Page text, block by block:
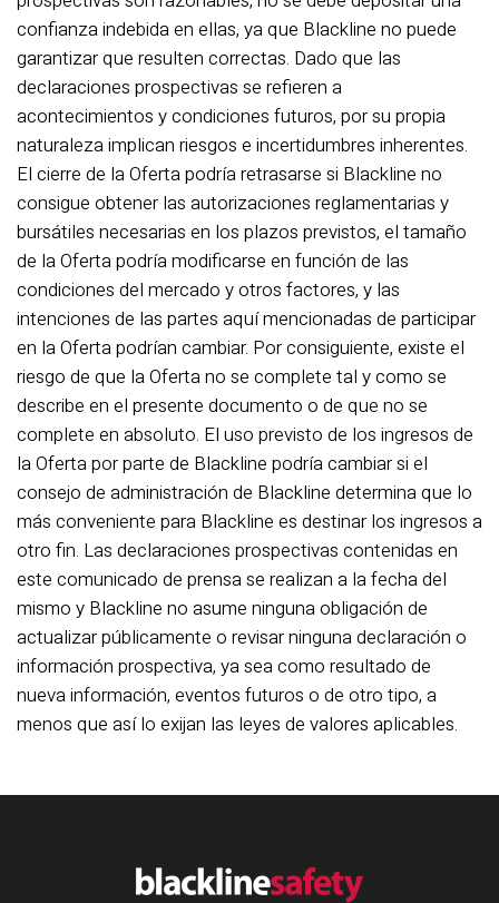
confianza indebida en ellas, ya que Blackline no puede
garantizar que resulten correctas. Dado que las
declaraciones prospectivas se refieren a
acontecimientos y condiciones futuros, por su propia
naturaleza implican riesgos e incertidumbres inherentes.
El cierre de la Oferta podría retrasarse si Blackline no
consigue obtener las autorizaciones reglamentarias y
bursátiles necesarias en los plazos previstos, el tamaño
de la Oferta podría modificarse en función de las
condiciones del mercado y otros factores, y las
intenciones de las partes aquí mencionadas de participar
en la Oferta podrían cambiar. Por consiguiente, existe el
riesgo de que la Oferta no se complete tal y como se
describe en el presente documento o de que no se
complete en absoluto. El uso previsto de los ingresos de
la Oferta por parte de Blackline podría cambiar si el
consejo de administración de Blackline determina que lo
más conveniente para Blackline es destinar los ingresos a
otro fin. Las declaraciones prospectivas contenidas en
este comunicado de prensa se realizan a la fecha del
mismo y Blackline no asume ninguna obligación de
actualizar públicamente o revisar ninguna declaración o
información prospectiva, ya sea como resultado de
nueva información, eventos futuros o de otro tipo, a
menos que así lo exijan las leyes de valores aplicables.